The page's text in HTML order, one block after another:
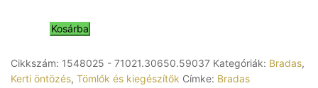
Kosárba
Cikkszám: 1548025 - 71021.30650.59037 Kategóriák: Bradas,
Kerti öntözés, Tömlők és kiegészítők Címke: Bradas